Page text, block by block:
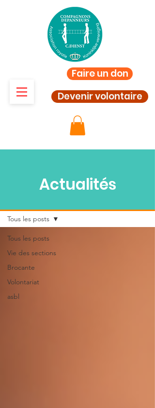
Faire un don
Devenir volontaire
Tous les posts
Vie des sections
Brocante
Volontariat
asbl
Tous les posts
Actualités